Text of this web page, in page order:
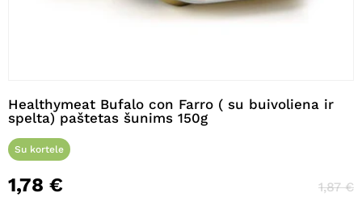
Healthymeat Bufalo con Farro ( su buivoliena ir
spelta) paštetas šunims 150g
Su kortele
1,78 € 1,87€